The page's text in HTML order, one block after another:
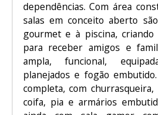
dependências. Com área
salas em conceito aberto
gourmet e à piscina,
para receber amigos e
ampla, funcional,
planejados e fogão
completa, com
coifa, pia e armários